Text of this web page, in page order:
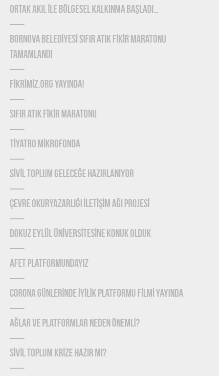
ORTAK AKIL İLE BÖLGESEL KALKINMA BAŞLADI…
BORNOVA BELEDİYESİ SIFIR ATIK FİKİR MARATONU
TAMAMLANDI
FİKRİMİZ.ORG YAYINDA!
SIFIR ATIK FİKİR MARATONU
TİYATRO MİKROFONDA
SİVİL TOPLUM GELECEĞE HAZIRLANIYOR
ÇEVRE OKURYAZARLIĞI İLETİŞİM AĞI PROJESİ
DOKUZ EYLÜL ÜNİVERSİTESİNE KONUK OLDUK
AFET PLATFORMUNDAYIZ
CORONA GÜNLERİNDE İYİLİK PLATFORMU FİLMİ YAYINDA
Ağlar ve Platformlar Neden Önemlİ?
SİVİL TOPLUM KRİZE HAZIR MI?